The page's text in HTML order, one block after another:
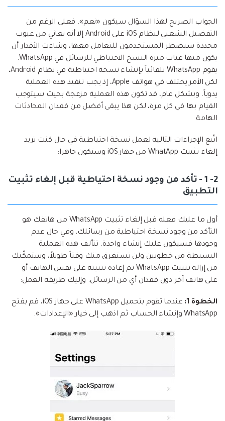
الجواب الصريح لهذا السؤال سيكون «نعم». فعلى الرغم من
التفضيل الشعبي لنظام iOS على Android إلا أنه يعاني من عيوب
محددة سيضطر المستخدمون للتعامل معها، وشاءت الأقدار أن
يكون منها غياب ميزة النسخ الاحتياطي للرسائل في WhatsApp.
يقوم WhatsApp تلقائياً بإنشاء نسخة احتياطية في نظام Android،
لكن الأمر يختلف في هواتف Apple، إذ يجب تنفيذ هذه العملية
يدوياً. وبشكل عام، قد تكون هذه العملية مزعجة بحيث سيتوجب
القيام بها في كل مرة، لكن هذا يبقى أفضل من فقدان المحادثات
الهامة
اتّبع الإجراءات التالية لعمل نسخة احتياطية في حال كنت تريد
إلغاء تثبيت WhatApp من جهاز iOS وستكون جاهزا:
2- 1 - تأكد من وجود نسخة احتياطية قبل إلغاء تثبيت
التطبيق
أول ما عليك فعله قبل إلغاء تثبيت WhatsApp من هاتفك هو
التأكد من وجود نسخة احتياطية من رسائلك، وفي حال عدم
وجودها فسيكون عليك إنشاء واحدة. تتألف هذه العملية
البسيطة من خطوتين ولن تستغرق منك وقتاً طويلاً، وستمكّنك
من إزالة تثبيت WhatsApp ثم إعادة تثبيته على نفس الهاتف أو
على هاتف آخر دون فقدان أي من الرسائل. وإليك طريقة العمل:
الخطوة 1:
عندما تقوم بتحميل WhatsApp على جهاز iOS، قم بفتح
WhatsApp وإنشاء الحساب ثم اذهب إلى خيار «الإعدادات».